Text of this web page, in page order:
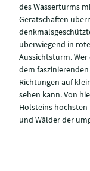
des Wasserturms
Gerätschaften
überwiegend in
Aussichtsturm.
dem
Richtungen auf
sehen kann. Von
Holsteins höchsten
und Wälder der